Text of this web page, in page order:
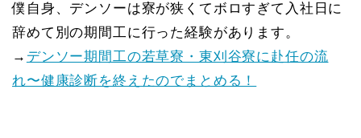
僕自身、デンソーは寮が狭くてボロすぎて入社日に
辞めて別の期間工に行った経験があります。
→ デンソー期間工の若草寮・東刈谷寮に赴任の流
れ〜健康診断を終えたのでまとめる！